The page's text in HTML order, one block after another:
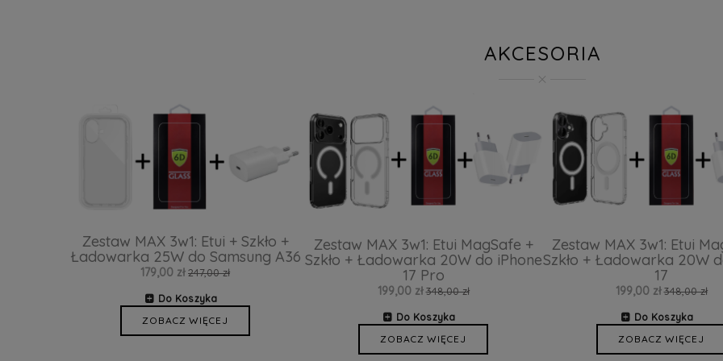
AKCESORIA
Zestaw MAX 3w1: Etui + Szkło +
Ładowarka 25W do Samsung A36
179,00 zł 247,00 zł
Do Koszyka
ZOBACZ WIĘCEJ
Zestaw MAX 3w1: Etui MagSafe +
Szkło + Ładowarka 20W do iPhone
17 Pro
199,00 zł 348,00 zł
Do Koszyka
ZOBACZ WIĘCEJ
Zestaw MAX 3w1: Etui
Szkło + Ładowarka 20W
17
199,00 zł 348,00 zł
Do Koszyka
ZOBACZ WIĘCEJ